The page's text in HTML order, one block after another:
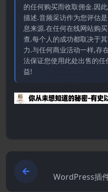
的任何购买而收取佣金.因
描述.音频采访作为您评估
息来源.在任何在线网站购
查.每个人的成功都取决于
力.与任何商业活动一样,存
法保证您使用此处出售的
益!
WordPress插